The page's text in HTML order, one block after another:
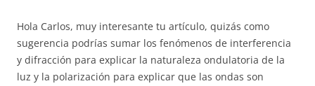
Hola Carlos, muy interesante tu artículo, quizás como
sugerencia podrías sumar los fenómenos de interferencia
y difracción para explicar la naturaleza ondulatoria de la
luz y la polarización para explicar que las ondas son